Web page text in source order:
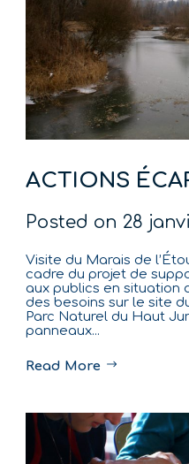
ACTIONS
Posted on 28
Visite du Marais de
cadre du projet de
aux publics en situation
des besoins sur le site
Parc Naturel du Haut
panneaux...
Read More